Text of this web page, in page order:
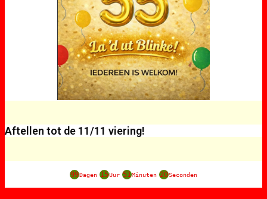
Aftellen tot de 11/11 viering!
99Dagen 15Uur 51Minuten 20Seconden